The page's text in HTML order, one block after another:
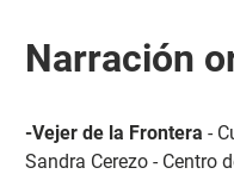
Narración
-Vejer de la Frontera -
Sandra Cerezo - Centro